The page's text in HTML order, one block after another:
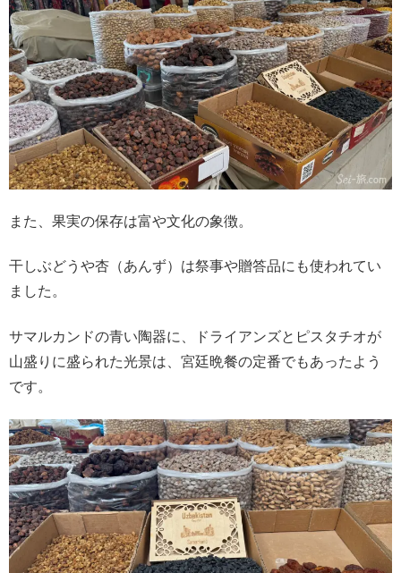
また、果実の保存は富や文化の象徴。
干しぶどうや杏（あんず）は祭事や贈答品にも使われてい
ました。
サマルカンドの青い陶器に、ドライアンズとピスタチオが
山盛りに盛られた光景は、宮廷晩餐の定番でもあったよう
です。